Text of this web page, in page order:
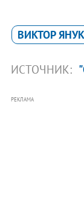
ВИКТОР
ИСТОЧНИК:
РЕКЛАМА